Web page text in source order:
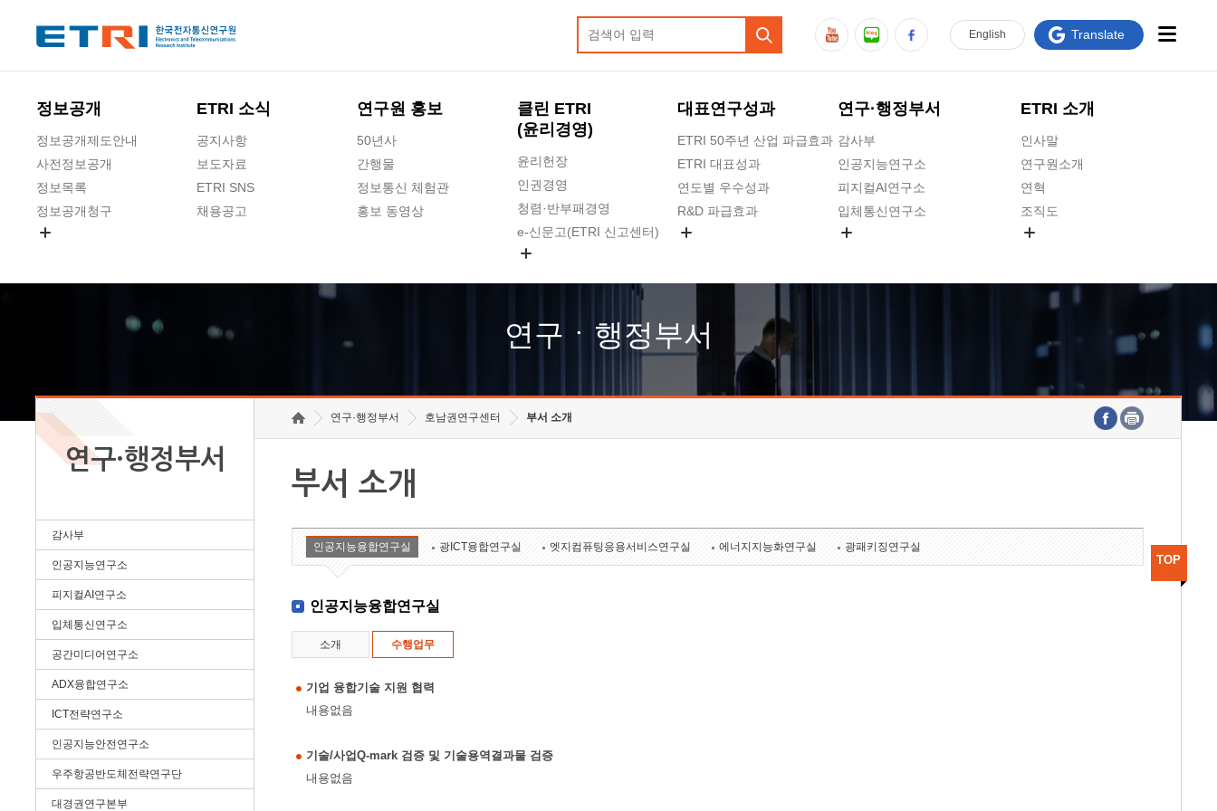
정보공개
정보공개제도안내
사전정보공개
정보목록
정보공개청구
ETRI 소식
공지사항
보도자료
ETRI SNS
채용공고
연구원 홍보
50년사
간행물
정보통신 체험관
홍보 동영상
클린 ETRI
(윤리경영)
윤리헌장
인권경영
청렴·반부패경영
e-신문고(ETRI 신고센터)
고객의소리
수의계약 현황
대표연구성과
ETRI 50주년 산업 파급효과
ETRI 대표성과
연도별 우수성과
R&D 파급효과
연구·행정부서
감사부
인공지능연구소
피지컬AI연구소
입체통신연구소
호남권연구본부
기획본부
ETRI 소개
인사말
연구원소개
연혁
조직도
연구원 고객헌장
주요업무연락처
English Translate
연구ㆍ행정부서
연구·행정부서
감사부
인공지능연구소
피지컬AI연구소
입체통신연구소
공간미디어연구소
ADX융합연구소
ICT전략연구소
인공지능안전연구소
우주항공반도체전략연구단
대경권연구본부
연구·행정부서 호남권연구센터 부서 소개
부서 소개
인공지능융합연구실 광ICT융합연구실 엣지컴퓨팅응용서비스연구실 에너지지능화연구실 광패키징연구실
인공지능융합연구실
소개 수행업무
기업 융합기술 지원 협력
내용없음
기술/사업Q-mark 검증 및 기술용역결과물 검증
내용없음
TOP